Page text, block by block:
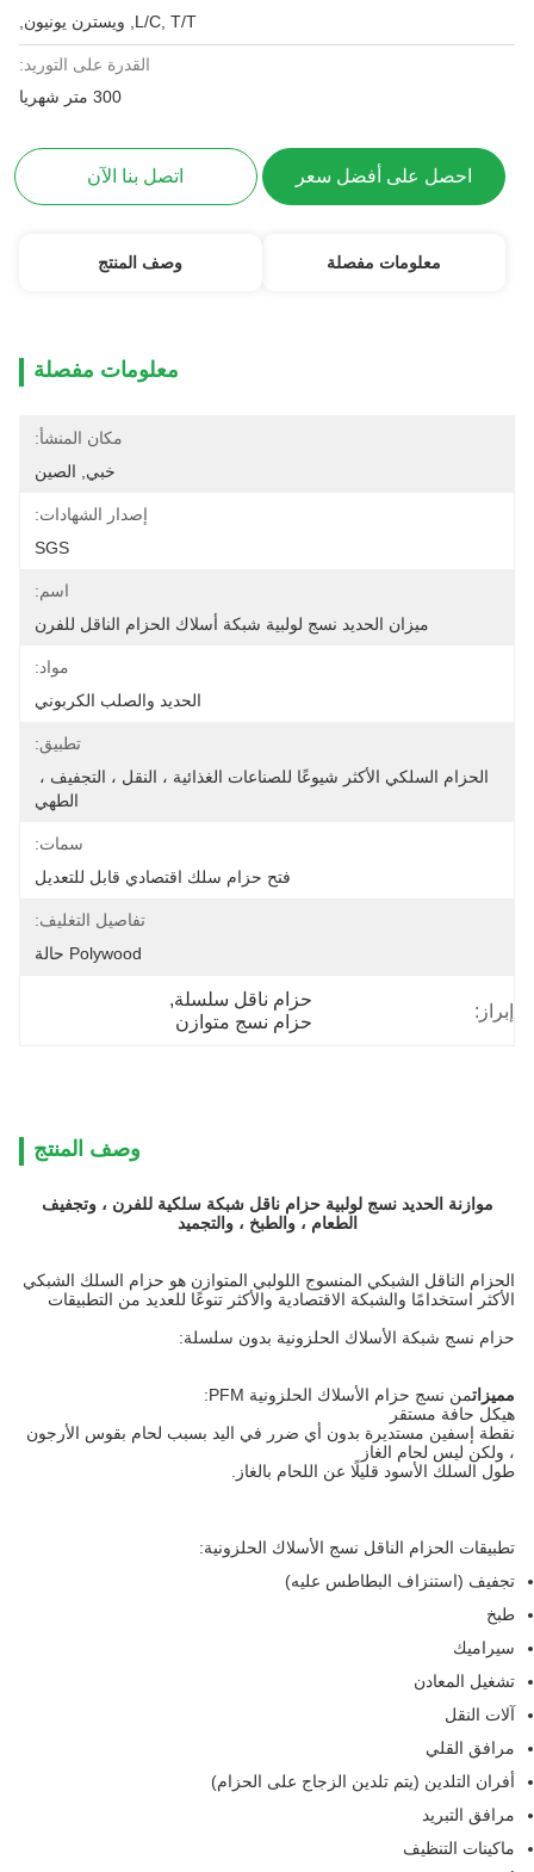
L/C, T/T, ويسترن يونيون,
القدرة على التوريد:
300 متر شهريا
احصل على أفضل سعر اتصل بنا الآن
معلومات مفصلة وصف المنتج
معلومات مفصلة
مكان المنشأ:
خبي, الصين
إصدار الشهادات:
SGS
اسم:
ميزان الحديد نسج لولبية شبكة أسلاك الحزام الناقل للفرن
مواد:
الحديد والصلب الكربوني
تطبيق:
الحزام السلكي الأكثر شيوعًا للصناعات الغذائية ، النقل ، التجفيف ،
الطهي
سمات:
فتح حزام سلك اقتصادي قابل للتعديل
تفاصيل التغليف:
Polywood حالة
إبراز:
حزام ناقل سلسلة,
حزام نسج متوازن
وصف المنتج
موازنة الحديد نسج لولبية حزام ناقل شبكة سلكية للفرن ، وتجفيف
الطعام ، والطبخ ، والتجميد
الحزام الناقل الشبكي المنسوج اللولبي المتوازن هو حزام السلك الشبكي
الأكثر استخدامًا والشبكة الاقتصادية والأكثر تنوعًا للعديد من التطبيقات
حزام نسج شبكة الأسلاك الحلزونية بدون سلسلة:
مميزات من نسج حزام الأسلاك الحلزونية PFM:
هيكل حافة مستقر
نقطة إسفين مستديرة بدون أي ضرر في اليد بسبب لحام بقوس الأرجون
، ولكن ليس لحام الغاز
طول السلك الأسود قليلًا عن اللحام بالغاز.
تطبيقات الحزام الناقل نسج الأسلاك الحلزونية:
تجفيف (استنزاف البطاطس عليه)
طبخ
سيراميك
تشغيل المعادن
آلات النقل
مرافق القلي
أفران التلدين (يتم تلدين الزجاج على الحزام)
مرافق التبريد
ماكينات التنظيف